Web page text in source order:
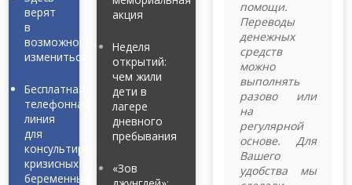
верят
в
возможность
измениться
Бесплатная
телефонная
линия
для
консультирования
кризисных
беременных
акция
Неделя
открытий:
чем жили
дети в
лагере
дневного
пребывания
«Зов
помощи.
Переводы
денежных
средств
можно
выполнять
разово или
на
регулярной
основе. Для
Вашего
удобства мы